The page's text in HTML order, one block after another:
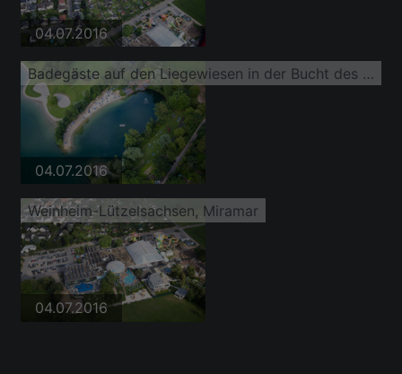
04.07.2016
Badegäste auf den Liegewiesen in der Bucht des Natursee des Freibades MIRAMAR Erlebnisbad
04.07.2016
Weinheim-Lützelsachsen, Miramar
04.07.2016